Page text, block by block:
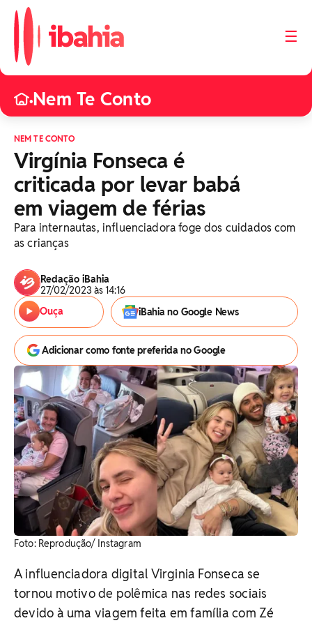
☰
•Nem Te Conto
NEM TE CONTO
Virgínia Fonseca é
criticada por levar babá
em viagem de férias
Para internautas, influenciadora foge dos cuidados com
as crianças
Redação iBahia
27/02/2023 às 14:16
Ouça
iBahia no Google News
Adicionar como fonte preferida no Google
Foto: Reprodução/ Instagram
A influenciadora digital Virginia Fonseca se
tornou motivo de polêmica nas redes sociais
devido à uma viagem feita em família com Zé